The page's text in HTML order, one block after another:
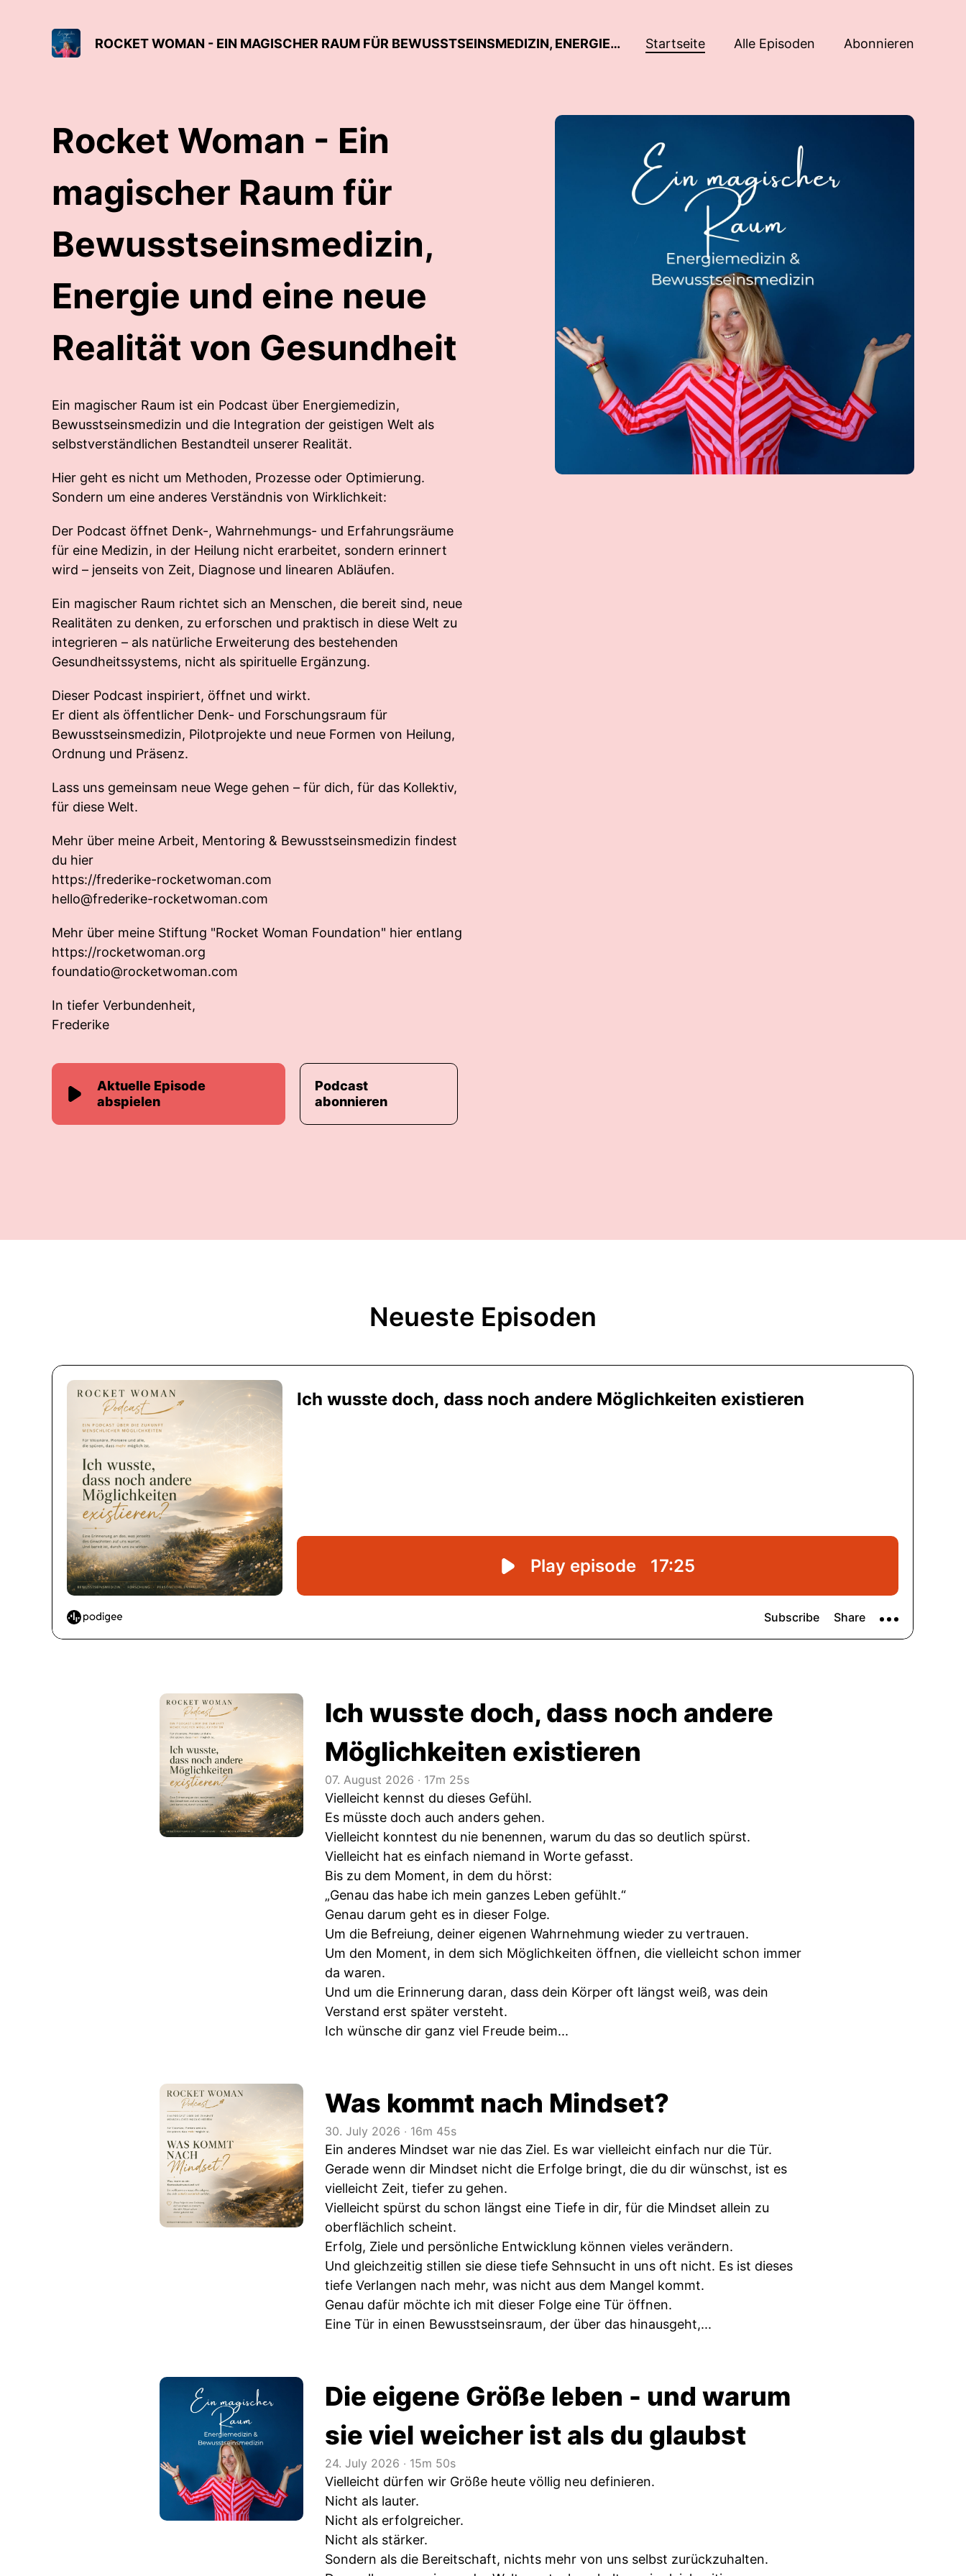
ROCKET WOMAN - EIN MAGISCHER RAUM FÜR BEWUSSTSEINSMEDIZIN, ENERGIE UND EINE NEUE REALITÄT VON GESUNDHEIT Startseite Alle Episoden Abonnieren
Rocket Woman - Ein
magischer Raum für
Bewusstseinsmedizin,
Energie und eine neue
Realität von Gesundheit
Ein magischer Raum ist ein Podcast über Energiemedizin,
Bewusstseinsmedizin und die Integration der geistigen Welt als
selbstverständlichen Bestandteil unserer Realität.
Hier geht es nicht um Methoden, Prozesse oder Optimierung.
Sondern um eine anderes Verständnis von Wirklichkeit:
Der Podcast öffnet Denk-, Wahrnehmungs- und Erfahrungsräume
für eine Medizin, in der Heilung nicht erarbeitet, sondern erinnert
wird – jenseits von Zeit, Diagnose und linearen Abläufen.
Ein magischer Raum richtet sich an Menschen, die bereit sind, neue
Realitäten zu denken, zu erforschen und praktisch in diese Welt zu
integrieren – als natürliche Erweiterung des bestehenden
Gesundheitssystems, nicht als spirituelle Ergänzung.
Dieser Podcast inspiriert, öffnet und wirkt.
Er dient als öffentlicher Denk- und Forschungsraum für
Bewusstseinsmedizin, Pilotprojekte und neue Formen von Heilung,
Ordnung und Präsenz.
Lass uns gemeinsam neue Wege gehen – für dich, für das Kollektiv,
für diese Welt.
Mehr über meine Arbeit, Mentoring & Bewusstseinsmedizin findest
du hier
https://frederike-rocketwoman.com
hello@frederike-rocketwoman.com
Mehr über meine Stiftung "Rocket Woman Foundation" hier entlang
https://rocketwoman.org
foundatio@rocketwoman.com
In tiefer Verbundenheit,
Frederike
Aktuelle Episode
abspielen
Podcast
abonnieren
Neueste Episoden
Ich wusste doch, dass noch andere
Möglichkeiten existieren
07. August 2026 ‧ 17m 25s
Vielleicht kennst du dieses Gefühl.
Es müsste doch auch anders gehen.
Vielleicht konntest du nie benennen, warum du das so deutlich spürst.
Vielleicht hat es einfach niemand in Worte gefasst.
Bis zu dem Moment, in dem du hörst:
„Genau das habe ich mein ganzes Leben gefühlt.“
Genau darum geht es in dieser Folge.
Um die Befreiung, deiner eigenen Wahrnehmung wieder zu vertrauen.
Um den Moment, in dem sich Möglichkeiten öffnen, die vielleicht schon immer
da waren.
Und um die Erinnerung daran, dass dein Körper oft längst weiß, was dein
Verstand erst später versteht.
Ich wünsche dir ganz viel Freude beim...
Was kommt nach Mindset?
30. July 2026 ‧ 16m 45s
Ein anderes Mindset war nie das Ziel. Es war vielleicht einfach nur die Tür.
Gerade wenn dir Mindset nicht die Erfolge bringt, die du dir wünschst, ist es
vielleicht Zeit, tiefer zu gehen.
Vielleicht spürst du schon längst eine Tiefe in dir, für die Mindset allein zu
oberflächlich scheint.
Erfolg, Ziele und persönliche Entwicklung können vieles verändern.
Und gleichzeitig stillen sie diese tiefe Sehnsucht in uns oft nicht. Es ist dieses
tiefe Verlangen nach mehr, was nicht aus dem Mangel kommt.
Genau dafür möchte ich mit dieser Folge eine Tür öffnen.
Eine Tür in einen Bewusstseinsraum, der über das hinausgeht,...
Die eigene Größe leben - und warum
sie viel weicher ist als du glaubst
24. July 2026 ‧ 15m 50s
Vielleicht dürfen wir Größe heute völlig neu definieren.
Nicht als lauter.
Nicht als erfolgreicher.
Nicht als stärker.
Sondern als die Bereitschaft, nichts mehr von uns selbst zurückzuhalten.